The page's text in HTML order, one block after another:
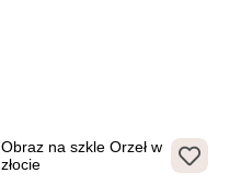
Obraz na szkle Orzeł w
złocie